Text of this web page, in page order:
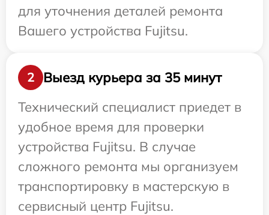
для уточнения деталей ремонта
Вашего устройства Fujitsu.
2
Выезд курьера за 35 минут
Технический специалист приедет в
удобное время для проверки
устройства Fujitsu. В случае
сложного ремонта мы организуем
транспортировку в мастерскую в
сервисный центр Fujitsu.